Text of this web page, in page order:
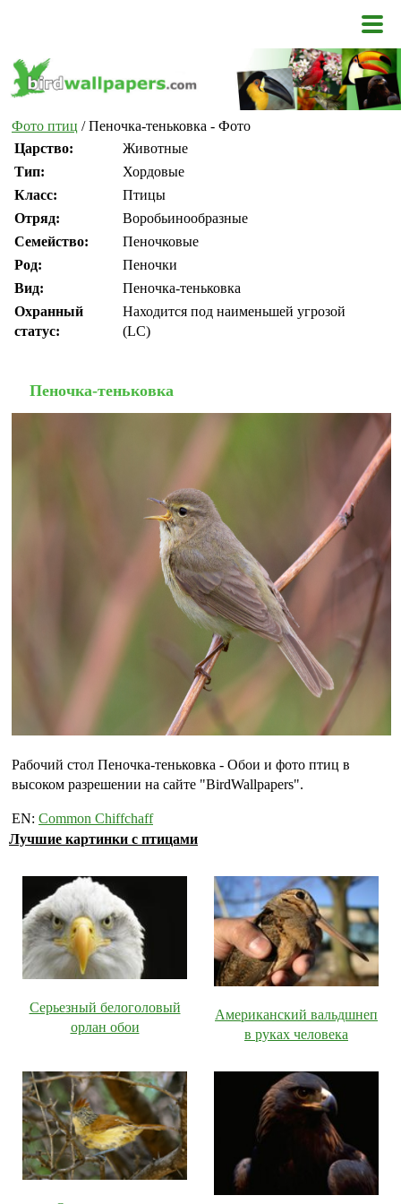
Фото птиц / Пеночка-теньковка - Фото
Царство:
Животные
Тип:
Хордовые
Класс:
Птицы
Отряд:
Воробьинообразные
Семейство:
Пеночковые
Род:
Пеночки
Вид:
Пеночка-теньковка
Охранный
статус:
Находится под наименьшей угрозой
(LC)
Пеночка-теньковка
Рабочий стол Пеночка-теньковка - Обои и фото птиц в
высоком разрешении на сайте "BirdWallpapers".
EN: Common Chiffchaff
Лучшие картинки с птицами
Серьезный белоголовый
орлан обои
Американский вальдшнеп
в руках человека